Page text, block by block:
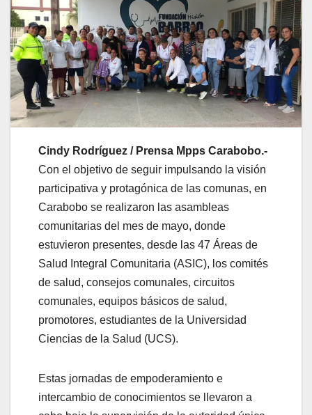
Cindy Rodríguez / Prensa Mpps Carabobo.-
Con el objetivo de seguir impulsando la visión
participativa y protagónica de las comunas, en
Carabobo se realizaron las asambleas
comunitarias del mes de mayo, donde
estuvieron presentes, desde las 47 Áreas de
Salud Integral Comunitaria (ASIC), los comités
de salud, consejos comunales, circuitos
comunales, equipos básicos de salud,
promotores, estudiantes de la Universidad
Ciencias de la Salud (UCS).
Estas jornadas de empoderamiento e
intercambio de conocimientos se llevaron a